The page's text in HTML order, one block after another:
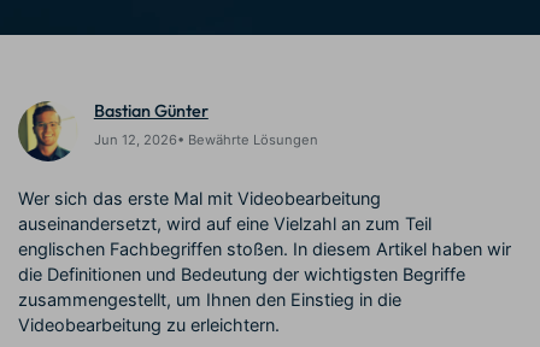
erweitern Sie Ihre
Videobearbeitungs-
Fähigkeiten mit Filmora
Creator
Monetarisierungs-
Monetarisieren Sie
Ihren Einfluss mit Filmora
Freunde-werben-
Programm
An Freunde empfehlen,
Erfahren Sie, wie unsere
Kunden Erfolg haben
Schalten Sie Partnerschaften
auf Unternehmensebene frei
Bastian Günter
Jun 12, 2026• Bewährte Lösungen
Wer sich das erste Mal mit Videobearbeitung
auseinandersetzt, wird auf eine Vielzahl an zum Teil
englischen Fachbegriffen stoßen. In diesem Artikel haben wir
die Definitionen und Bedeutung der wichtigsten Begriffe
zusammengestellt, um Ihnen den Einstieg in die
Videobearbeitung zu erleichtern.